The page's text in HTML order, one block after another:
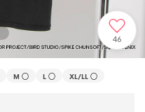
46
M ○ L ○ XL/LL ○